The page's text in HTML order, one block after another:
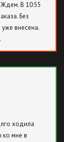
Ждем. В 10:55
Без
внесена.
ходила
мне в